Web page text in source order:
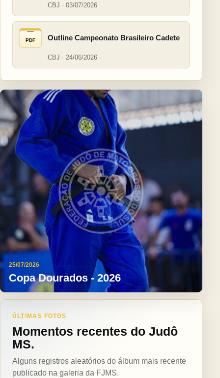
CBJ · 03/07/2026
PDF Outline Campeonato Brasileiro Cadete
CBJ · 24/06/2026
25/07/2026
Copa Dourados - 2026
ÚLTIMAS FOTOS
Momentos recentes do Judô
MS.
Alguns registros aleatórios do álbum mais recente
publicado na galeria da FJMS.